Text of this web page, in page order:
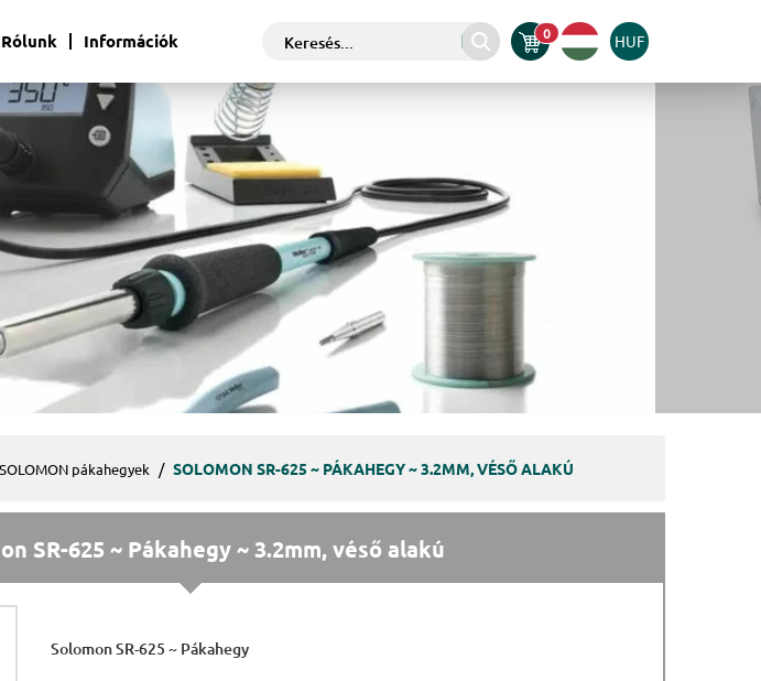
Rólunk Információk HUF
0
SOLOMON pákahegyek SOLOMON SR-625 ~ PÁKAHEGY ~ 3.2MM, VÉSŐ ALAKÚ
SR-625 ~ Pákahegy ~ 3.2mm, véső alakú
Solomon SR-625 ~ Pákahegy